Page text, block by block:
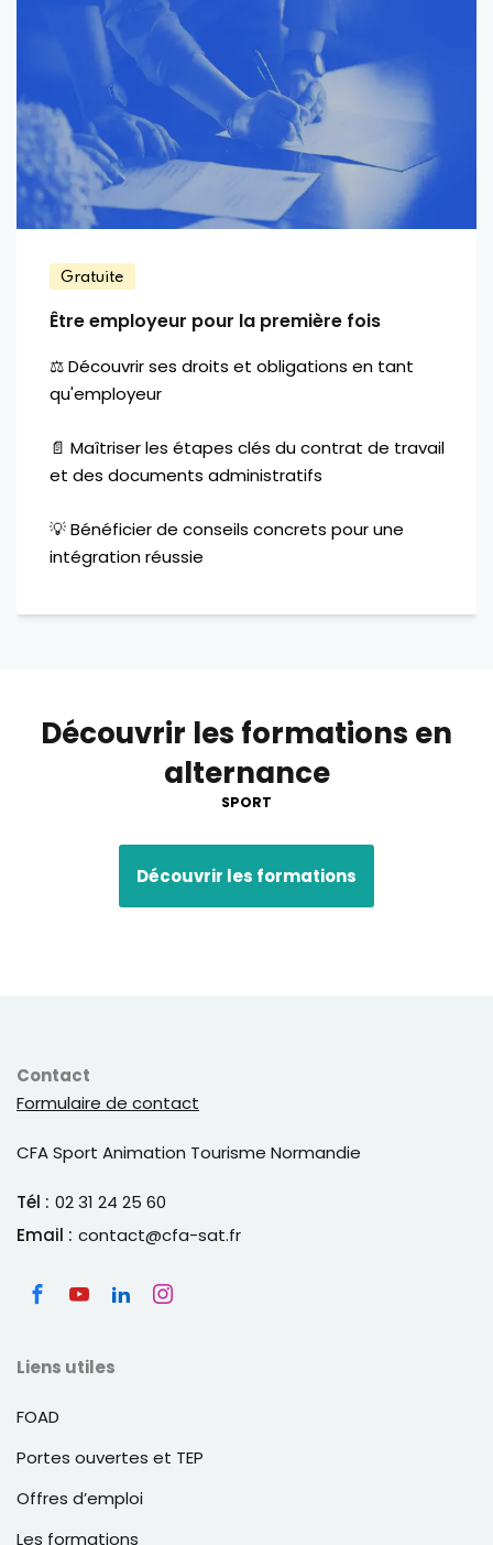
Gratuite
Être employeur pour la première fois
⚖️ Découvrir ses droits et obligations en tant
qu'employeur
📄 Maîtriser les étapes clés du contrat de travail
et des documents administratifs
💡 Bénéficier de conseils concrets pour une
intégration réussie
Découvrir les formations en
alternance
SPORT
Découvrir les formations
Contact
Formulaire de contact
CFA Sport Animation Tourisme Normandie
Tél : 02 31 24 25 60
Email : contact@cfa-sat.fr
Liens utiles
FOAD
Portes ouvertes et TEP
Offres d’emploi
Les formations